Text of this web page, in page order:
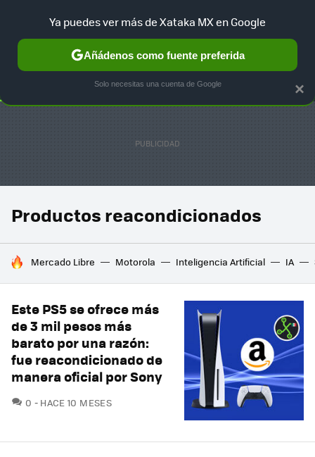
SELECCIÓN GAMING HOME AUTO TERRITORIO
Productos reacondicionados
HOY SE HABLA DE
Mercado Libre Motorola Inteligencia Artificial IA
Este PS5 se ofrece más
de 3 mil pesos más
barato por una razón:
fue reacondicionado de
manera oficial por Sony
0 COMENTARIOS
HACE 10 MESES
×
Ya puedes ver más de Xataka MX en Google
Añádenos como fuente preferida
Solo necesitas una cuenta de Google